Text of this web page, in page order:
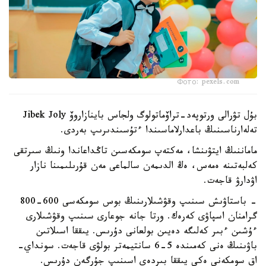
Фото: pexels.com
بۇل تۋرالى ورتوپەد-تراۆماتولوگ ولجاس باينازاروۆ Jibek Joly
تەلەارناسىنىڭ باعدارلاماسىندا ءتۇسىندىرىپ بەردى.
ماماننىڭ ايتۋىنشا، مەكتەپ سومكەسىن تاڭداعاندا ونىڭ سىرتقى
كەلبەتىنە ەمەس، ەڭ الدىمەن سالماعى مەن قۇرىلىمىنا نازار
اۋدارۋ قاجەت.
- باستاۋىش سىنىپ وقۋشىلارىنىڭ بوس سومكەسى 600-800
گرامنان اسپاۋى كەرەك. ورتا جانە جوعارى سىنىپ وقۋشىلارى
ءۇشىن ءبىر كەلىگە دەيىن بولعانى دۇرىس. يىققا اسىلاتىن
باۋىنىڭ ەنى كەمىندە 5-6 سانتيمەتر بولۋى قاجەت. سونداي-
اق سومكەنى ەكى يىققا بىردەي اسىنىپ جۇرگەن دۇرىس.